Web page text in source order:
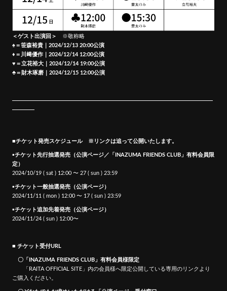
＜ゲスト出演回＞ ※敬称略
♠＝笹森裕貴｜2024/12/13 20:00公演
♦＝川﨑優作｜2024/12/14 12:00公演
♥＝立花裕大｜2024/12/14 19:00公演
♣＝財木琢磨｜2024/12/15 12:00公演
■チケット発売スケジュール ※リンクは追って公開いたします。
▪チケット先行抽選発売（公演ページ／「INAZUMA FRIENDS CLUB」有料会員限
定）
2024/10/19 ( sat ) 12:00 〜 27 ( sun ) 23:59
▪チケット一般抽選発売（公演ページ）
2024/11/11 ( mon ) 12:00 〜 17 ( sun ) 23:59
▪チケット追加先着発売（公演ページ）
2024/11/24 ( sun ) 12:00〜
■ チケット受付URL
〇「INAZUMA FRIENDS CLUB」有料会員様限定
「RAITA OFFICIAL SITE」内の会員様へ限定公開している専用のリンクより
ご購入ください。